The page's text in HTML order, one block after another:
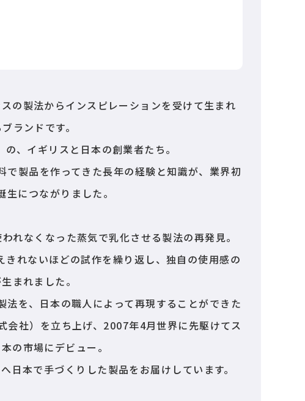
の製法からインスピレーションを受けて生まれ
ランドです。
、イギリスと日本の創業者たち。
製品を作ってきた長年の経験と知識が、業界初
につながりました。
れなくなった蒸気で乳化させる製法の再発見。
れないほどの試作を繰り返し、独自の使用感の
まれました。
を、日本の職人によって再現することができた
社）を立ち上げ、2007年4月世界に先駆けてス
の市場にデビュー。
日本で手づくりした製品をお届けしています。